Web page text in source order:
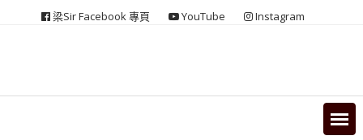
梁Sir Facebook 專頁 YouTube Instagram